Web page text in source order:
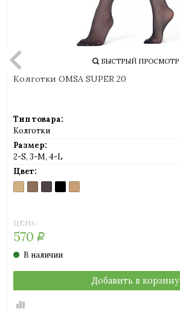
БЫСТРЫЙ ПРОСМОТР
Колготки OMSA SUPER 20
Тип товара:
Колготки
Размер:
2-S, 3-M, 4-L
Цвет:
CARAMELLO
(телесный)
DAINO
(загар)
FUME
(серый)
NERO
(черный)
SIERRA
(насыщенный
ЦЕНА:
570 Р
В наличии
Добавить в корзину